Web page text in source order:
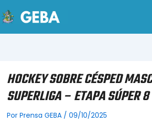
HOCKEY SOBRE CÉSPED
SUPERLIGA – ETAPA SÚPER
Por Prensa GEBA / 09/10/2025